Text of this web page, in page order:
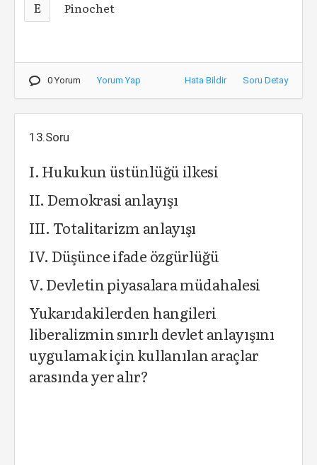
E Pinochet
0 Yorum Yorum Yap Hata Bildir Soru Detay
13.Soru
I. Hukukun üstünlüğü ilkesi
II. Demokrasi anlayışı
III. Totalitarizm anlayışı
IV. Düşünce ifade özgürlüğü
V. Devletin piyasalara müdahalesi
Yukarıdakilerden hangileri
liberalizmin sınırlı devlet anlayışını
uygulamak için kullanılan araçlar
arasında yer alır?